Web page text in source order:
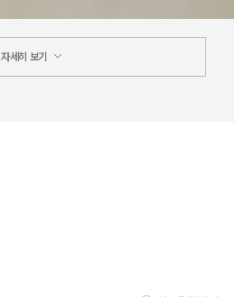
자세히 보기